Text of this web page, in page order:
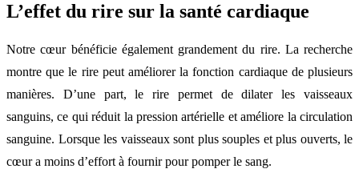
L’effet du rire sur la santé cardiaque
Notre cœur bénéficie également grandement du rire. La recherche
montre que le rire peut améliorer la fonction cardiaque de plusieurs
manières. D’une part, le rire permet de dilater les vaisseaux
sanguins, ce qui réduit la pression artérielle et améliore la circulation
sanguine. Lorsque les vaisseaux sont plus souples et plus ouverts, le
cœur a moins d’effort à fournir pour pomper le sang.